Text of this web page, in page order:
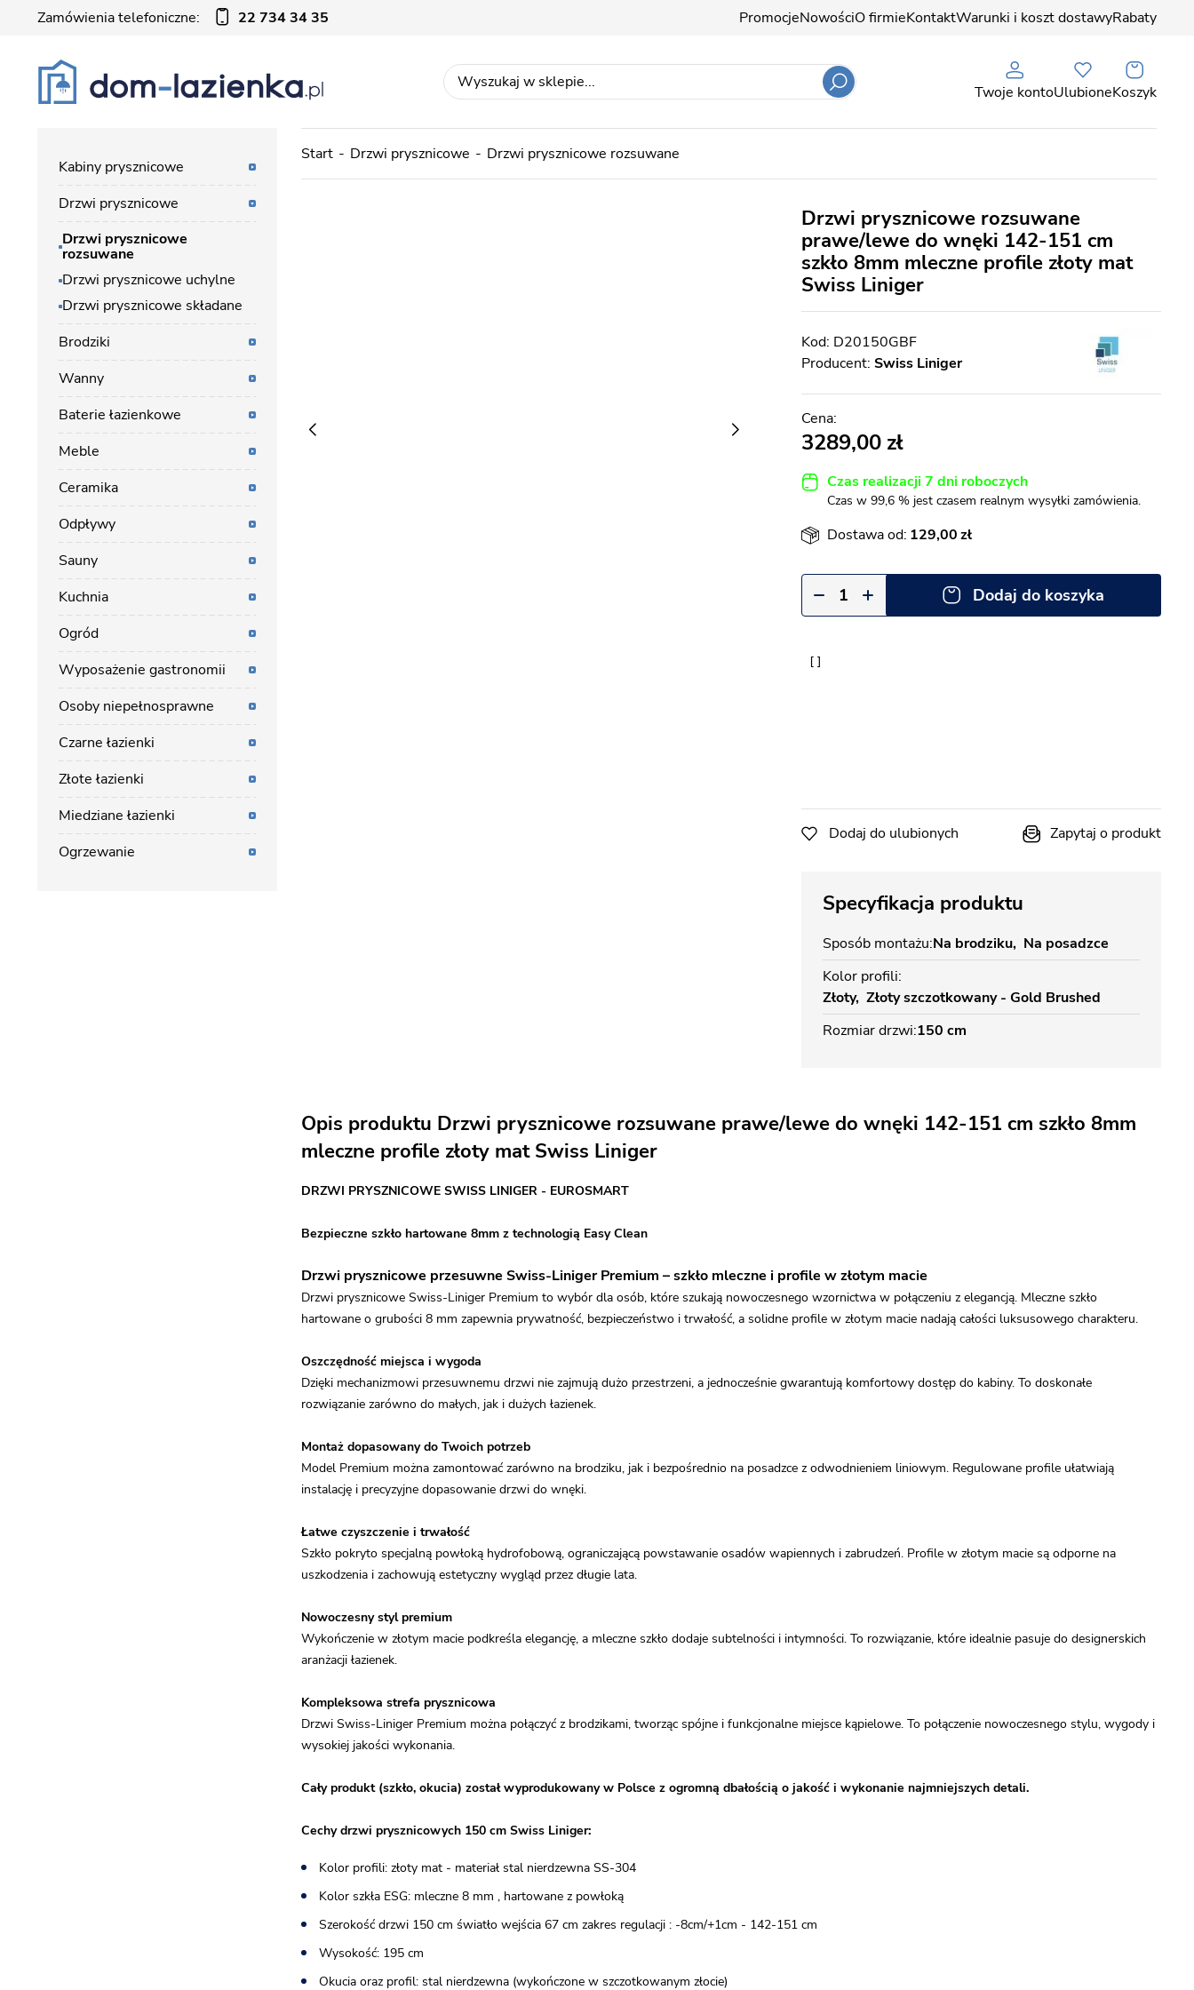
Zamówienia telefoniczne: 22 734 34 35 PromocjeNowościO firmieKontaktWarunki i koszt dostawyRabaty
Twoje kontoUlubioneKoszyk
Start Drzwi prysznicowe Drzwi prysznicowe rozsuwane
Drzwi prysznicowe rozsuwane
prawe/lewe do wnęki 142-151 cm
szkło 8mm mleczne profile złoty mat
Swiss Liniger
D20150GBF
Producent: Swiss Liniger
3289,00
Czas realizacji 7 dni roboczych
Czas w 99,6 % jest czasem realnym wysyłki zamówienia.
Dostawa od: 129,00
Dodaj do koszyka
Dodaj do ulubionych Zapytaj o produkt
Specyfikacja produktu
Sposób montażu Na brodziku Na posadzce
Kolor profili
Złoty Złoty szczotkowany - Gold Brushed
Rozmiar drzwi 150 cm
Opis produktu Drzwi prysznicowe rozsuwane prawe/lewe do wnęki 142-151 cm szkło 8mm
mleczne profile złoty mat Swiss Liniger
DRZWI PRYSZNICOWE SWISS LINIGER - EUROSMART
Bezpieczne szkło hartowane 8mm z technologią Easy Clean
Drzwi prysznicowe przesuwne Swiss-Liniger Premium – szkło mleczne i profile w złotym macie
Drzwi prysznicowe Swiss-Liniger Premium to wybór dla osób, które szukają nowoczesnego wzornictwa w połączeniu z elegancją. Mleczne szkło
hartowane o grubości 8 mm zapewnia prywatność, bezpieczeństwo i trwałość, a solidne profile w złotym macie nadają całości luksusowego charakteru.
Oszczędność miejsca i wygoda
Dzięki mechanizmowi przesuwnemu drzwi nie zajmują dużo przestrzeni, a jednocześnie gwarantują komfortowy dostęp do kabiny. To doskonałe
rozwiązanie zarówno do małych, jak i dużych łazienek.
Montaż dopasowany do Twoich potrzeb
Model Premium można zamontować zarówno na brodziku, jak i bezpośrednio na posadzce z odwodnieniem liniowym. Regulowane profile ułatwiają
instalację i precyzyjne dopasowanie drzwi do wnęki.
Łatwe czyszczenie i trwałość
Szkło pokryto specjalną powłoką hydrofobową, ograniczającą powstawanie osadów wapiennych i zabrudzeń. Profile w złotym macie są odporne na
uszkodzenia i zachowują estetyczny wygląd przez długie lata.
Nowoczesny styl premium
Wykończenie w złotym macie podkreśla elegancję, a mleczne szkło dodaje subtelności i intymności. To rozwiązanie, które idealnie pasuje do designerskich
aranżacji łazienek.
Kompleksowa strefa prysznicowa
Drzwi Swiss-Liniger Premium można połączyć z brodzikami, tworząc spójne i funkcjonalne miejsce kąpielowe. To połączenie nowoczesnego stylu, wygody i
wysokiej jakości wykonania.
Cały produkt (szkło, okucia) został wyprodukowany w Polsce z ogromną dbałością o jakość i wykonanie najmniejszych detali.
Cechy drzwi prysznicowych 150 cm Swiss Liniger:
Kolor profili: złoty mat - materiał stal nierdzewna SS-304
Kolor szkła ESG: mleczne 8 mm , hartowane z powłoką
Szerokość drzwi 150 cm światło wejścia 67 cm zakres regulacji : -8cm/+1cm - 142-151 cm
Wysokość: 195 cm
Okucia oraz profil: stal nierdzewna (wykończone w szczotkowanym złocie)
Kabiny prysznicowe
Drzwi prysznicowe
Drzwi prysznicowe
rozsuwane
Drzwi prysznicowe uchylne
Drzwi prysznicowe składane
Brodziki
Wanny
Baterie łazienkowe
Meble
Ceramika
Odpływy
Sauny
Kuchnia
Ogród
Wyposażenie gastronomii
Osoby niepełnosprawne
Czarne łazienki
Złote łazienki
Miedziane łazienki
Ogrzewanie